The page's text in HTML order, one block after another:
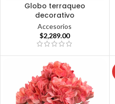
Globo terraqueo
decorativo
Accesorios
$2,289.00